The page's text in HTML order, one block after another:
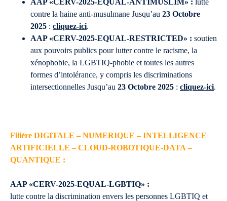
AAP «CERV-2025-EQUAL-ANTIMUSLIM» : lutte
contre la haine anti-musulmane Jusqu’au 23 Octobre
2025 : cliquez-ici.
AAP «CERV-2025-EQUAL-RESTRICTED» : soutien
aux pouvoirs publics pour lutter contre le racisme, la
xénophobie, la LGBTIQ-phobie et toutes les autres
formes d’intolérance, y compris les discriminations
intersectionnelles Jusqu’au 23 Octobre 2025 : cliquez-ici.
Filière DIGITALE – NUMERIQUE – INTELLIGENCE
ARTIFICIELLE – CLOUD-ROBOTIQUE-DATA –
QUANTIQUE :
AAP «CERV-2025-EQUAL-LGBTIQ» :
lutte contre la discrimination envers les personnes LGBTIQ et